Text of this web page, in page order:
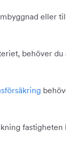
eller
behöver
fastigheten